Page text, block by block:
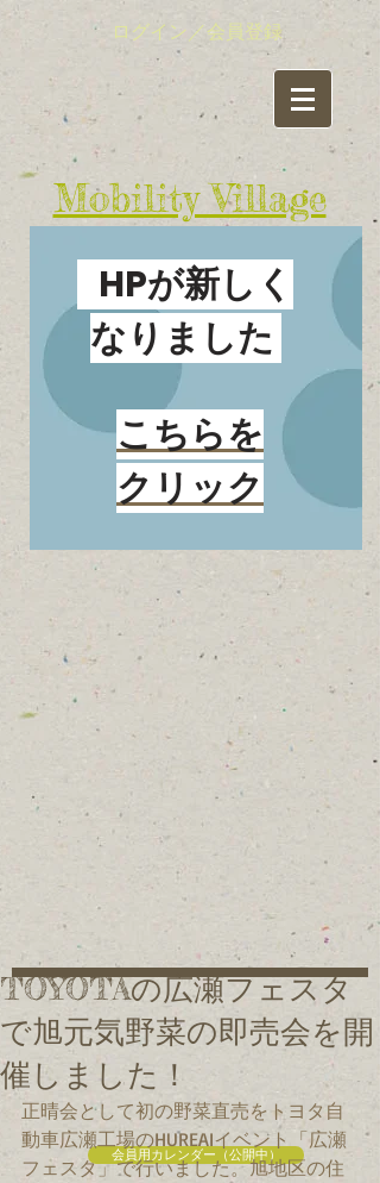
ログイン／会員登録
​Mobility Village
​モビリティ・ビレッジ
活動情報（ブログ）
新着情報はここをクリック
HPが新しく
なりました
こちらを
クリック
会員用カレンダー（公開中）
TOYOTAの広瀬フェスタ
で旭元気野菜の即売会を開
催しました！
正晴会として初の野菜直売をトヨタ自
動車広瀬工場のHUREAIイベント「広瀬
フェスタ」で行いました。旭地区の住